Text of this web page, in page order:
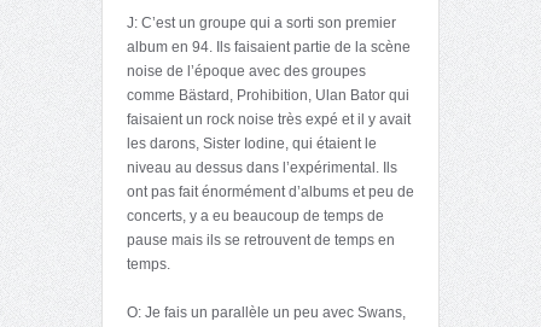
J: C’est un groupe qui a sorti son premier
album en 94. Ils faisaient partie de la scène
noise de l’époque avec des groupes
comme Bästard, Prohibition, Ulan Bator qui
faisaient un rock noise très expé et il y avait
les darons, Sister Iodine, qui étaient le
niveau au dessus dans l’expérimental. Ils
ont pas fait énormément d’albums et peu de
concerts, y a eu beaucoup de temps de
pause mais ils se retrouvent de temps en
temps.
O: Je fais un parallèle un peu avec Swans,